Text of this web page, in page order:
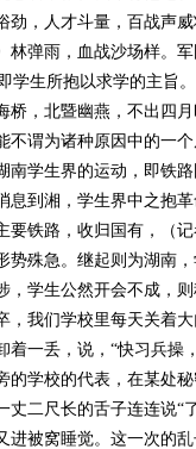
劲，人才斗量，百战声
林弹雨，血战沙场样。
学生所抱以求学的主旨
桥，北暨幽燕，不出四
不谓为诸种原因中的一
南学生界的运动，即
息到湘，学生界中之抱
要铁路，收归国有，（
势殊急。继起则为湖南
，学生公然开会不成，
，我们学校里每天关着
一丢，说，“快习兵操
的学校的代表，在某处
二尺长的舌子连连说“
进被窝睡觉。这一次的